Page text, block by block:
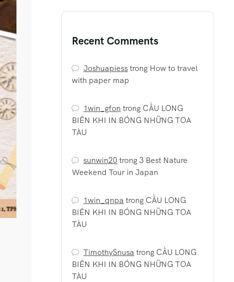
Recent Comments
Joshuapiesstrong How to travel
with paper map
1win_gfon trong CẦU LONG
BIÊN KHI IN BÓNG NHỮNG TOA
TÀU
sunwin20 trong3 Best Nature
Weekend Tour in Japan
1win_qnpa trong CẦU LONG
BIÊN KHI IN BÓNG NHỮNG TOA
TÀU
TimothySnusa trong CẦU LONG
BIÊN KHI IN BÓNG NHỮNG TOA
TÀU